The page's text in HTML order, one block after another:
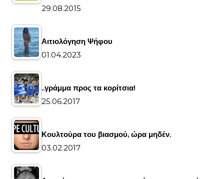
29.08.2015
Αιτιολόγηση Ψήφου
01.04.2023
..γράμμα προς τα κορίτσια!
25.06.2017
Κουλτούρα του βιασμού, ώρα μηδέν.
03.02.2017